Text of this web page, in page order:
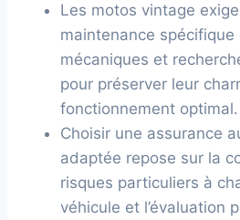
Les motos vintage
maintenance
mécaniques et
pour préserver leur
fonctionnement optimal.
Choisir une assurance
adaptée repose sur la
risques particuliers à
véhicule et l’évaluation